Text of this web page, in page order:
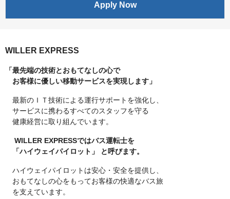
Apply Now
WILLER EXPRESS
「最先端の技術とおもてなしの心で
お客様に優しい移動サービスを実現します」
最新のＩＴ技術による運行サポートを強化し、
サービスに携わるすべてのスタッフを守る
健康経営に取り組んでいます。
WILLER EXPRESSではバス運転士を
「ハイウェイパイロット」 と呼びます。
ハイウェイパイロットは安心・安全を提供し、
おもてなしの心をもってお客様の快適なバス旅
を支えています。